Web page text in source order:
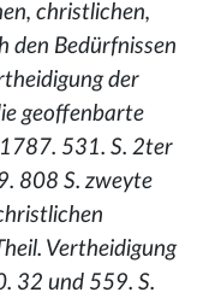
christlichen,
den Bedürfnissen
der
geoffenbarte
1787. 531. S. 2ter
808 S. zweyte
Vertheidigung
32 und 559. S.